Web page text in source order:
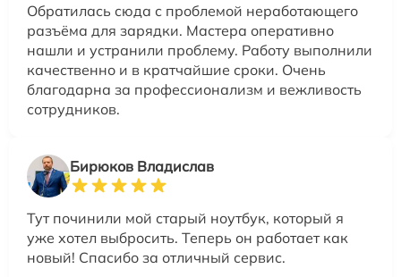
Обратилась сюда с проблемой неработающего
разъёма для зарядки. Мастера оперативно
нашли и устранили проблему. Работу выполнили
качественно и в кратчайшие сроки. Очень
благодарна за профессионализм и вежливость
сотрудников.
Бирюков Владислав
Тут починили мой старый ноутбук, который я
уже хотел выбросить. Теперь он работает как
новый! Спасибо за отличный сервис.